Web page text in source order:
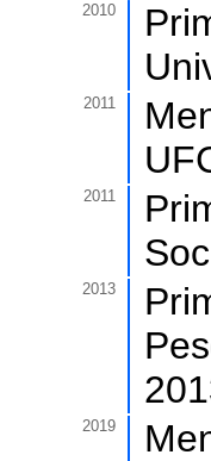
2010
2011
2011
2013
2019